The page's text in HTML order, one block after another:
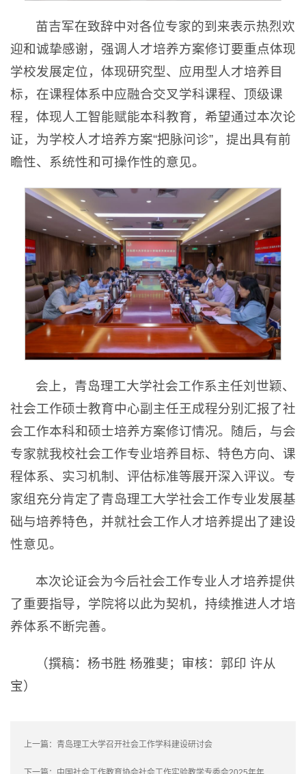
苗吉军在致辞中对各位专家的到来表示热烈欢
迎和诚挚感谢，强调人才培养方案修订要重点体现
学校发展定位，体现研究型、应用型人才培养目
标，在课程体系中应融合交叉学科课程、顶级课
程，体现人工智能赋能本科教育，希望通过本次论
证，为学校人才培养方案“把脉问诊”，提出具有前
瞻性、系统性和可操作性的意见。
会上，青岛理工大学社会工作系主任刘世颖、
社会工作硕士教育中心副主任王成程分别汇报了社
会工作本科和硕士培养方案修订情况。随后，与会
专家就我校社会工作专业培养目标、特色方向、课
程体系、实习机制、评估标准等展开深入评议。专
家组充分肯定了青岛理工大学社会工作专业发展基
础与培养特色，并就社会工作人才培养提出了建设
性意见。
本次论证会为今后社会工作专业人才培养提供
了重要指导，学院将以此为契机，持续推进人才培
养体系不断完善。
（撰稿：杨书胜 杨雅斐；审核：郭印 许从
宝）
上一篇： 青岛理工大学召开社会工作学科建设研讨会